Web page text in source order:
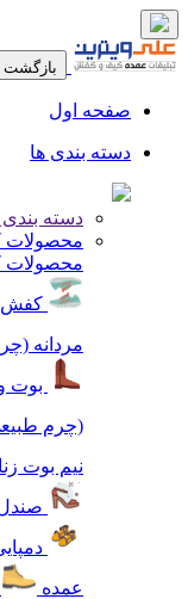
بازگشت
صفحه اول
دسته بندی ها
دسته بندی
کفش
مردانه
بوت
(چرم
نیم بوت
صندل
عمده